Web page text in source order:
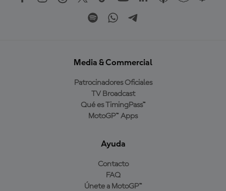
Media & Commercial
Patrocinadores Oficiales
TV Broadcast
Qué es TimingPass™
MotoGP™ Apps
Ayuda
Contacto
FAQ
Únete a MotoGP™